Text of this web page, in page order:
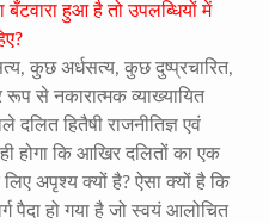
हुआ है तो उपलब्धियों में
कुछ अर्धसत्य, कुछ दुष्प्रचारित,
से नकारात्मक व्याख्यायित
दलित हितैषी राजनीतिज्ञ एवं
ही होगा कि आखिर दलितों का एक
लिए अपृश्य क्यों है? ऐसा क्यों है कि
पैदा हो गया है जो स्वयं आलोचित